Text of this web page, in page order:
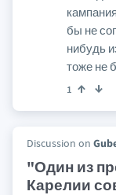
бы не
нибудь
тоже не
1
Discussion on
"Один из
Карелии